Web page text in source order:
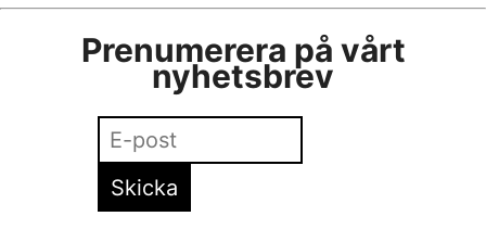
Prenumerera på vårt
nyhetsbrev